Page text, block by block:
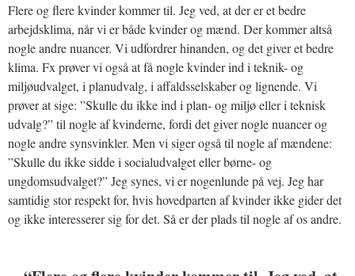
Flere og flere kvinder kommer til. Jeg ved, at der er et bedre
arbejdsklima, når vi er både kvinder og mænd. Der kommer altså
nogle andre nuancer. Vi udfordrer hinanden, og det giver et bedre
klima. Fx prøver vi også at få nogle kvinder ind i teknik- og
miljøudvalget, i planudvalg, i affaldsselskaber og lignende. Vi
prøver at sige: ”Skulle du ikke ind i plan- og miljø eller i teknisk
udvalg?” til nogle af kvinderne, fordi det giver nogle nuancer og
nogle andre synsvinkler. Men vi siger også til nogle af mændene:
”Skulle du ikke sidde i socialudvalget eller børne- og
ungdomsudvalget?” Jeg synes, vi er nogenlunde på vej. Jeg har
samtidig stor respekt for, hvis hovedparten af kvinder ikke gider det
og ikke interesserer sig for det. Så er der plads til nogle af os andre.